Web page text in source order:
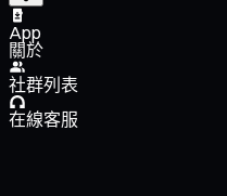
App
關於
社群列表
在線客服